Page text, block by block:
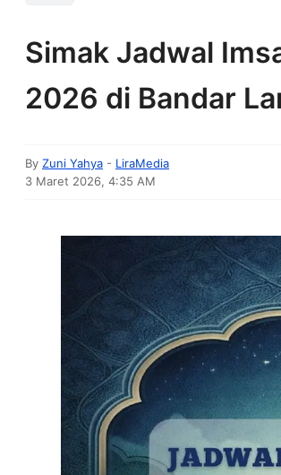
Simak Jadwal
2026 di Bandar
By Zuni Yahya - LiraMedia
3 Maret 2026, 4:35 AM